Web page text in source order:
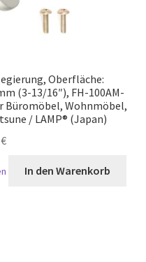
Oberfläche:
(3-13/16″), FH-100AM-
Büromöbel, Wohnmöbel,
/ LAMP® (Japan)
€
In den Warenkorb